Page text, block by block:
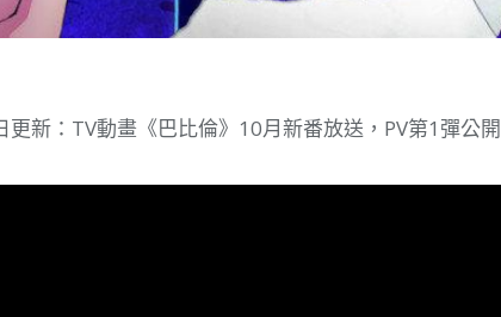
新：TV動畫《巴比倫》10月新番放送，PV第1彈公開